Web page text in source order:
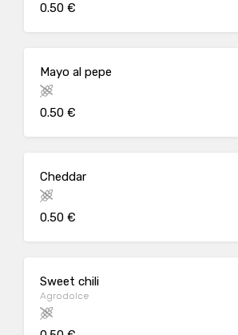
0.50 €
Mayo al pepe
0.50 €
Cheddar
0.50 €
Sweet chili
Agrodolce